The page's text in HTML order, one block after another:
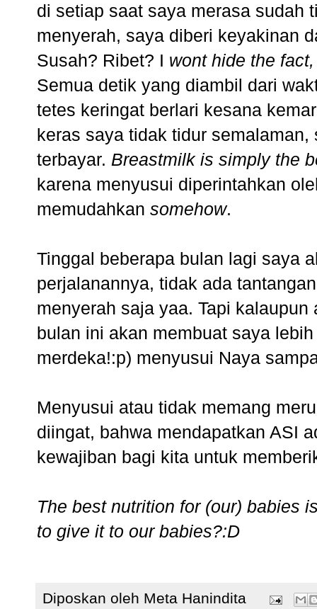
di setiap saat saya merasa sudah
menyerah, saya diberi keyakinan
Susah? Ribet? I wont hide the
Semua detik yang diambil dari
tetes keringat berlari kesana
keras saya tidak tidur
terbayar. Breastmilk is simply the
karena menyusui diperintahkan
memudahkan somehow.
Tinggal beberapa bulan lagi saya
perjalanannya, tidak ada
menyerah saja yaa. Tapi
bulan ini akan membuat saya
merdeka!:p) menyusui Naya
Menyusui atau tidak memang
diingat, bahwa mendapatkan ASI
kewajiban bagi kita untuk
The best nutrition for (our) babies
to give it to our babies?:D
Diposkan oleh Meta Hanindita